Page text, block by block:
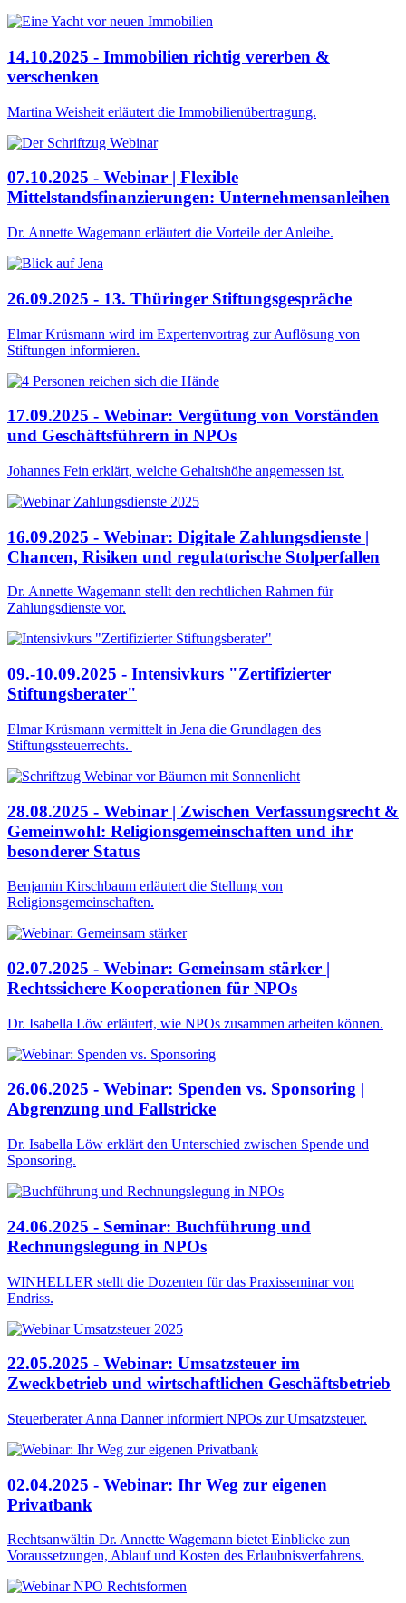
14.10.2025 - Immobilien richtig vererben &
verschenken
Martina Weisheit erläutert die Immobilienübertragung.
07.10.2025 - Webinar | Flexible
Mittelstandsfinanzierungen: Unternehmensanleihen
Dr. Annette Wagemann erläutert die Vorteile der Anleihe.
26.09.2025 - 13. Thüringer Stiftungsgespräche
Elmar Krüsmann wird im Expertenvortrag zur Auflösung von
Stiftungen informieren.
17.09.2025 - Webinar: Vergütung von Vorständen
und Geschäftsführern in NPOs
Johannes Fein erklärt, welche Gehaltshöhe angemessen ist.
16.09.2025 - Webinar: Digitale Zahlungsdienste |
Chancen, Risiken und regulatorische Stolperfallen
Dr. Annette Wagemann stellt den rechtlichen Rahmen für
Zahlungsdienste vor.
09.-10.09.2025 - Intensivkurs "Zertifizierter
Stiftungsberater"
Elmar Krüsmann vermittelt in Jena die Grundlagen des
Stiftungssteuerrechts.
28.08.2025 - Webinar | Zwischen Verfassungsrecht &
Gemeinwohl: Religionsgemeinschaften und ihr
besonderer Status
Benjamin Kirschbaum erläutert die Stellung von
Religionsgemeinschaften.
02.07.2025 - Webinar: Gemeinsam stärker |
Rechtssichere Kooperationen für NPOs
Dr. Isabella Löw erläutert, wie NPOs zusammen arbeiten können.
26.06.2025 - Webinar: Spenden vs. Sponsoring |
Abgrenzung und Fallstricke
Dr. Isabella Löw erklärt den Unterschied zwischen Spende und
Sponsoring.
24.06.2025 - Seminar: Buchführung und
Rechnungslegung in NPOs
WINHELLER stellt die Dozenten für das Praxisseminar von
Endriss.
22.05.2025 - Webinar: Umsatzsteuer im
Zweckbetrieb und wirtschaftlichen Geschäftsbetrieb
Steuerberater Anna Danner informiert NPOs zur Umsatzsteuer.
02.04.2025 - Webinar: Ihr Weg zur eigenen
Privatbank
Rechtsanwältin Dr. Annette Wagemann bietet Einblicke zun
Voraussetzungen, Ablauf und Kosten des Erlaubnisverfahrens.